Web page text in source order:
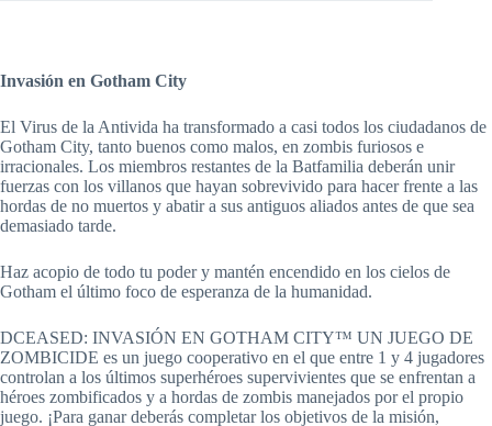
Invasión en Gotham City
El Virus de la Antivida ha transformado a casi todos los ciudadanos de
Gotham City, tanto buenos como malos, en zombis furiosos e
irracionales. Los miembros restantes de la Batfamilia deberán unir
fuerzas con los villanos que hayan sobrevivido para hacer frente a las
hordas de no muertos y abatir a sus antiguos aliados antes de que sea
demasiado tarde.
Haz acopio de todo tu poder y mantén encendido en los cielos de
Gotham el último foco de esperanza de la humanidad.
DCEASED: INVASIÓN EN GOTHAM CITY™ UN JUEGO DE
ZOMBICIDE es un juego cooperativo en el que entre 1 y 4 jugadores
controlan a los últimos superhéroes supervivientes que se enfrentan a
héroes zombificados y a hordas de zombis manejados por el propio
juego. ¡Para ganar deberás completar los objetivos de la misión,